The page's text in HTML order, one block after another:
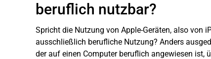
beruflich nutzbar?
Spricht die Nutzung von Apple-Geräten, also von
ausschließlich berufliche Nutzung? Anders
der auf einen Computer beruflich angewiesen ist,